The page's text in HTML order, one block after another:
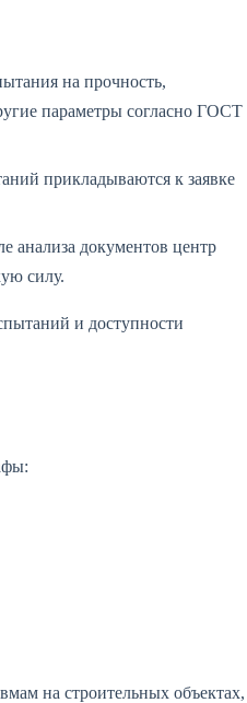
на прочность,
параметры согласно ГОСТ
прикладываются к заявке
анализа документов центр
силу.
и доступности
на строительных объектах,